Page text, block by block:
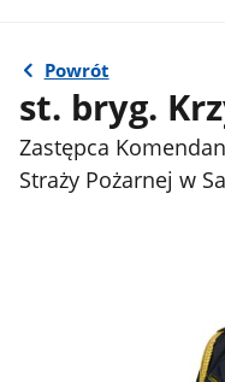
Powrót
st. bryg.
Zastępca
Straży Pożarnej w